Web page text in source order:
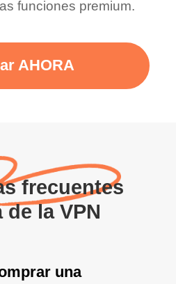
funciones premium.
AHORA
frecuentes
de la VPN
una